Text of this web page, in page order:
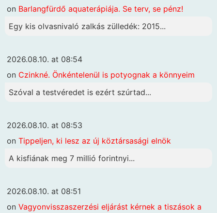
on Barlangfürdő aquaterápiája. Se terv, se pénz!
Egy kis olvasnivaló zalkás zülledék: 2015...
2026.08.10. at 08:54
on Czinkné. Önkéntelenül is potyognak a könnyeim
Szóval a testvéredet is ezért szúrtad...
2026.08.10. at 08:53
on Tippeljen, ki lesz az új köztársasági elnök
A kisfiának meg 7 millió forintnyi...
2026.08.10. at 08:51
on Vagyonvisszaszerzési eljárást kérnek a tiszások a